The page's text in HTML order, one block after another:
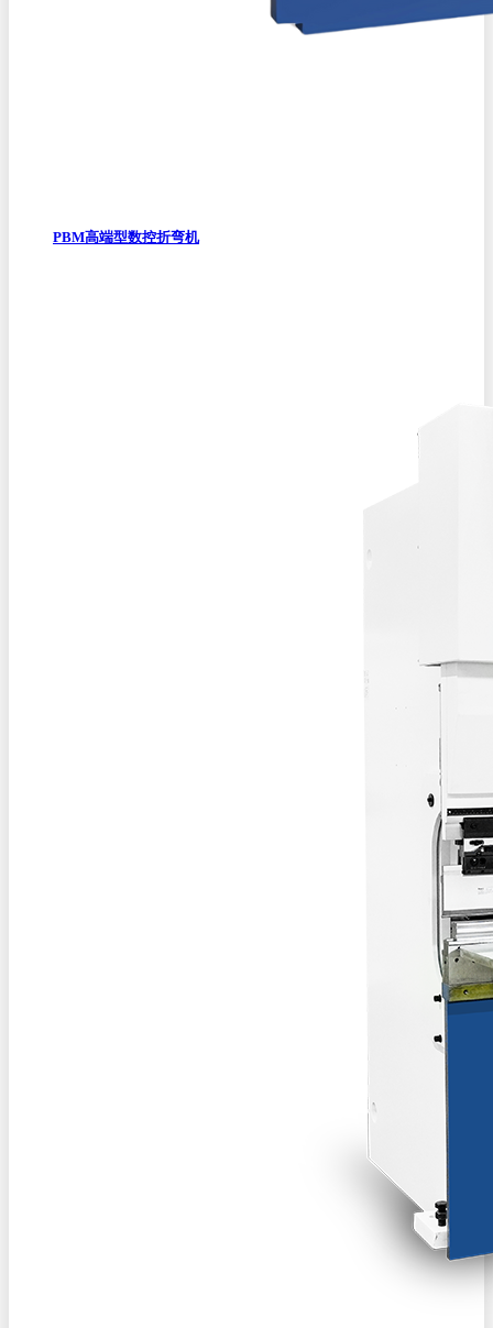
PBM高端型数控折弯机